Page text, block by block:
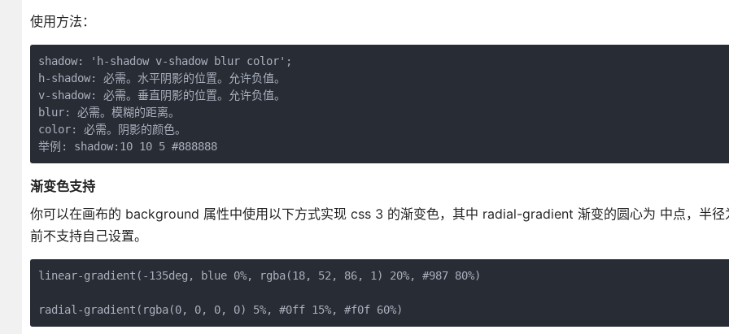
使用方法：
shadow: 'h-shadow v-shadow blur color';
h-shadow: 必需。水平阴影的位置。允许负值。
v-shadow: 必需。垂直阴影的位置。允许负值。
blur: 必需。模糊的距离。
color: 必需。阴影的颜色。
举例: shadow:10 10 5 #888888
渐变色支持
你可以在画布的 background 属性中使用以下方式实现 css 3 的渐变色，其中 radial-gradient 渐变的圆心为 中点，半径
前不支持自己设置。
linear-gradient(-135deg, blue 0%, rgba(18, 52, 86, 1) 20%, #987 80%)